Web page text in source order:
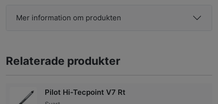
Mer information om produkten
Relaterade produkter
Pilot Hi-Tecpoint V7 Rt